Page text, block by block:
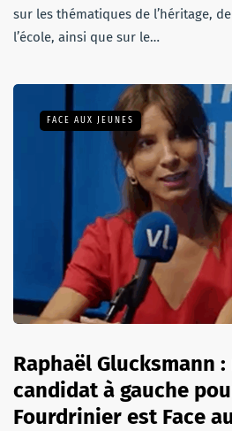
sur les thématiques de l’héritage,
l’école, ainsi que sur le…
FACE AUX JEUNES
Raphaël Glucksmann
candidat à gauche
Fourdrinier est Face